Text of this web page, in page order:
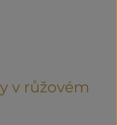
v růžovém